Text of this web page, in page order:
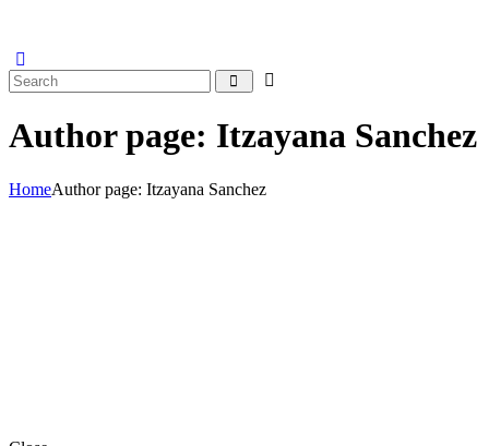
Author page: Itzayana Sanchez
HomeAuthor page: Itzayana Sanchez